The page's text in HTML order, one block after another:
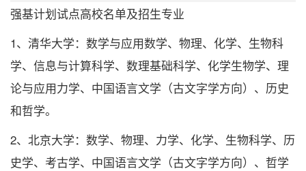
强基计划试点高校名单及招生专业
1、清华大学：数学与应用数学、物理、化学、生物科
学、信息与计算科学、数理基础科学、化学生物学、理
论与应用力学、中国语言文学（古文字学方向）、历史
和哲学。
2、北京大学：数学、物理、力学、化学、生物科学、历
史学、考古学、中国语言文学（古文字学方向）、哲学